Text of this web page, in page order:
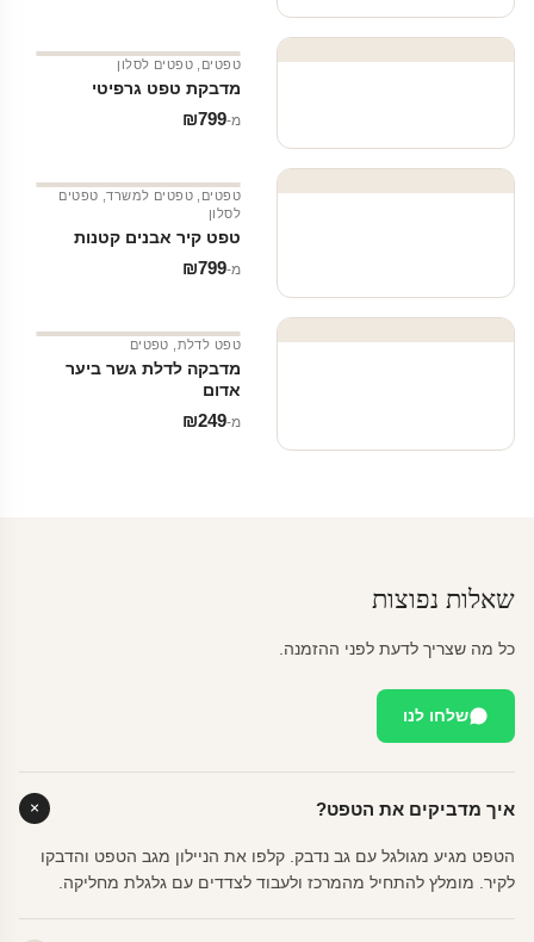
טפטים טפטים לסלון
מדבקת טפט גרפיטי
מ‑ ₪799
טפטים טפטים למשרד, טפטים
לסלון
טפט קיר אבנים קטנות
מ‑ ₪799
טפט לדלת טפטים
מדבקה לדלת גשר ביער
אדום
מ‑ ₪249
שאלות נפוצות
כל מה שצריך לדעת לפני ההזמנה.
שלחו לנו
איך מדביקים את הטפט?
הטפט מגיע מגולגל עם גב נדבק. קלפו את הניילון מגב הטפט והדבקו
לקיר. מומלץ להתחיל מהמרכז ולעבוד לצדדים עם גלגלת מחליקה.